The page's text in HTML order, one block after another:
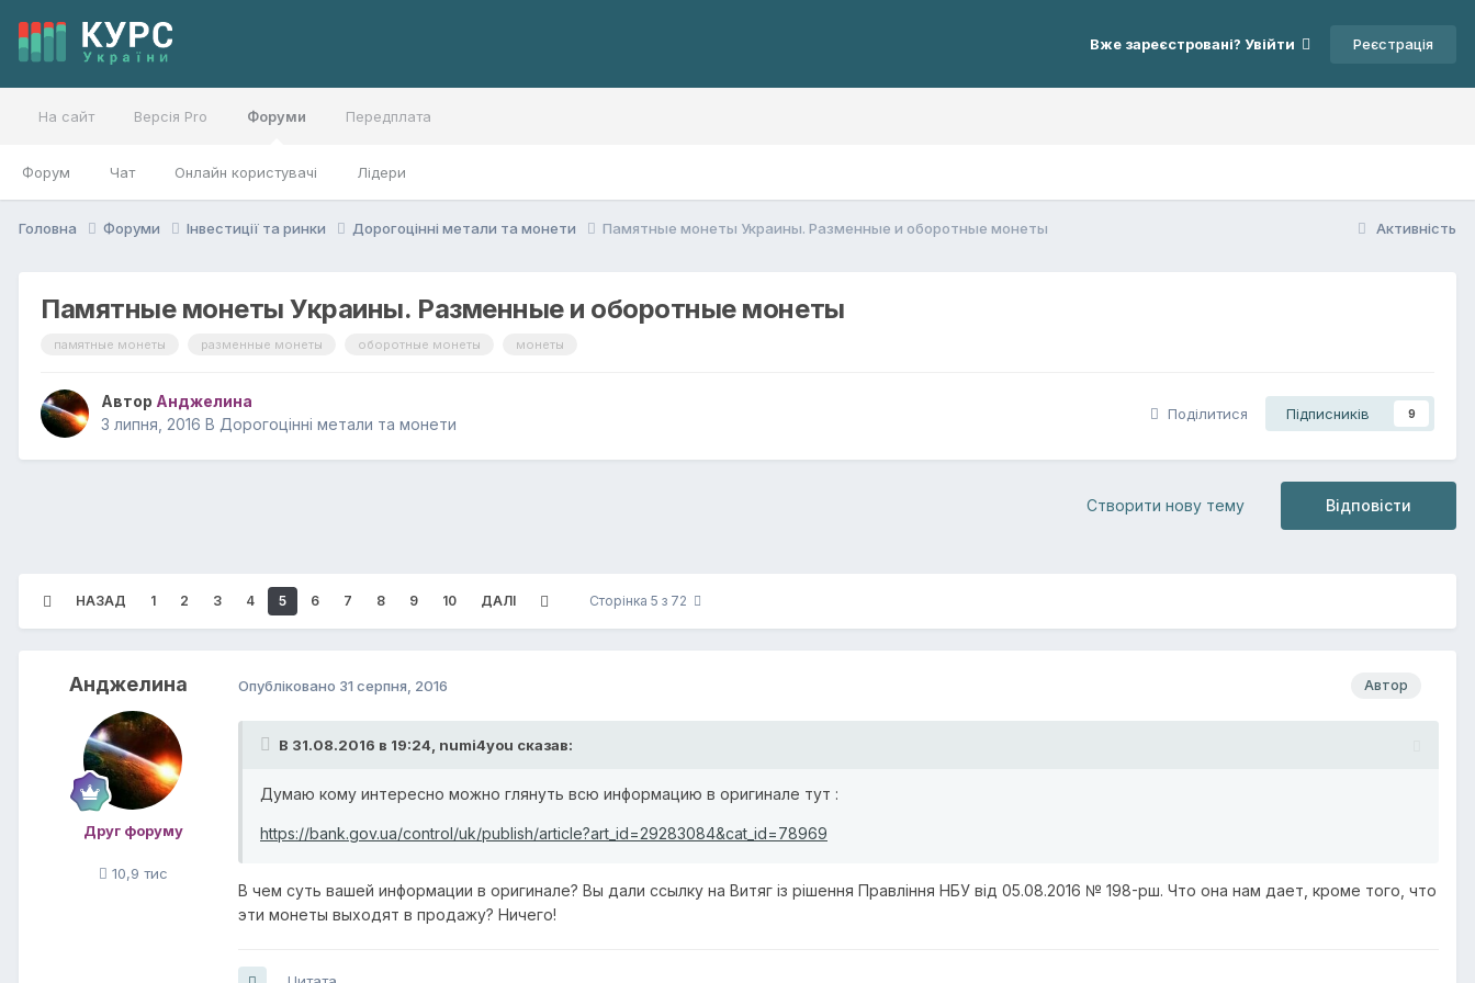
Вже зареєстровані? Увійти Реєстрація
На сайт Версія Pro Форуми
Форум Чат Онлайн користувачі Лідери
Передплата
Активність
Головна Форуми Інвестиції та ринки Дорогоцінні метали та монети Памятные монеты Украины. Разменные и оборотные монеты
Памятные монеты Украины. Разменные и оборотные монеты
памятные монеты разменные монеты оборотные монеты монеты
Автор Анджелина
3 липня, 2016 В Дорогоцінні метали та монети
Поділитися Підписників 9
Відповісти
Створити нову тему
НАЗАД 1 2 3 4 5 6 7 8 9 10 ДАЛІ Сторінка 5 з 72
Анджелина
Друг форуму
10,9 тис
Автор
Опубліковано 31 серпня, 2016
В 31.08.2016 в 19:24, numi4you сказав:
Думаю кому интересно можно глянуть всю информацию в оригинале тут :
https://bank.gov.ua/control/uk/publish/article?art_id=29283084&cat_id=78969
В чем суть вашей информации в оригинале? Вы дали ссылку на Витяг із рішення Правління НБУ від 05.08.2016 № 198-рш. Что она нам дает, кроме того, что
эти монеты выходят в продажу? Ничего!